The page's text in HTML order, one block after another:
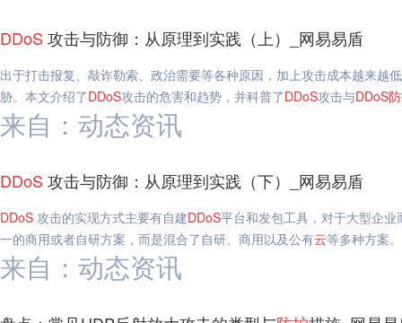
DDoS 攻击与防御：从原理到实践（上）_网易易盾
出于打击报复、敲诈勒索、政治需要等各种原因，加上攻击成本越来越
胁。本文介绍了DDoS攻击的危害和趋势，并科普了DDoS攻击与DDoS
来自：动态资讯
DDoS 攻击与防御：从原理到实践（下）_网易易盾
DDoS 攻击的实现方式主要有自建DDoS平台和发包工具，对于大型企
一的商用或者自研方案，而是混合了自研、商用以及公有云等多种方案。
来自：动态资讯